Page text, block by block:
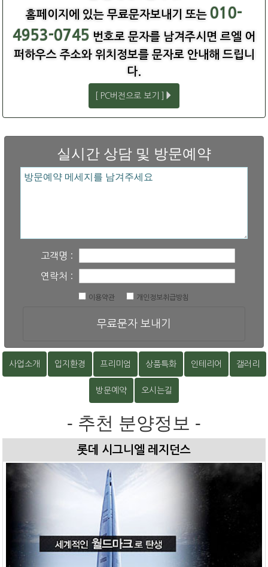
홈페이지에 있는 무료문자보내기 또는 010-
4953-0745 번호로 문자를 남겨주시면 르엘 어
퍼하우스 주소와 위치정보를 문자로 안내해 드립니
다.
[ PC버전으로 보기 ]
실시간 상담 및 방문예약
고객명 :
연락처 :
이용약관 개인정보취급방침
무료문자 보내기
사업소개 입지환경 프리미엄 상품특화 인테리어 갤러리
방문예약 오시는길
- 추천 분양정보 -
롯데 시그니엘 레지던스